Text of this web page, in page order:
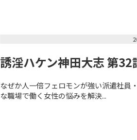
誘淫ハケン神田大志 第32
なぜか人一倍フェロモンが強い派遣社員
な職場で働く女性の悩みを解決...